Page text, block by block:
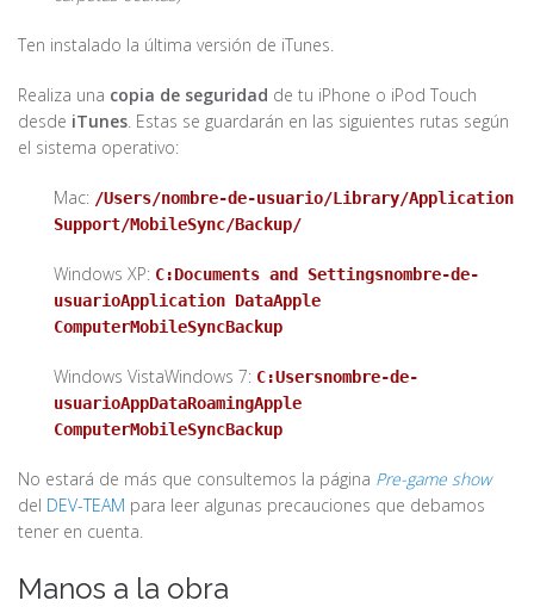
Ten instalado la última versión de iTunes.
Realiza una copia de seguridad de tu iPhone o iPod Touch
desde iTunes. Estas se guardarán en las siguientes rutas según
el sistema operativo:
Mac: /Users/nombre-de-usuario/Library/Application
Support/MobileSync/Backup/
Windows XP: C:Documents and Settingsnombre-de-
usuarioApplication DataApple
ComputerMobileSyncBackup
Windows VistaWindows 7: C:Usersnombre-de-
usuarioAppDataRoamingApple
ComputerMobileSyncBackup
No estará de más que consultemos la página Pre-game show
del DEV-TEAM para leer algunas precauciones que debamos
tener en cuenta.
Manos a la obra